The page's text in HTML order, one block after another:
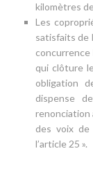
kilomètres
Les
satisfaits de
concurrence
qui clôture
obligation
dispense
renonciation
des voix
l’article 25 ».